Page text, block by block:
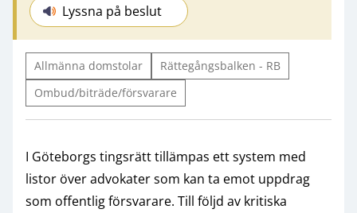
Lyssna på beslut
Allmänna domstolar
Rättegångsbalken - RB
Ombud/biträde/försvarare
I Göteborgs tingsrätt tillämpas ett system med
listor över advokater som kan ta emot uppdrag
som offentlig försvarare. Till följd av kritiska